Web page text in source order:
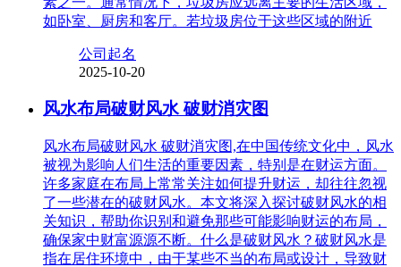
如卧室、厨房和客厅。若垃圾房位于这些区域的附近
公司起名
2025-10-20
风水布局破财风水 破财消灾图
风水布局破财风水 破财消灾图,在中国传统文化中，风水
被视为影响人们生活的重要因素，特别是在财运方面。
许多家庭在布局上常常关注如何提升财运，却往往忽视
了一些潜在的破财风水。本文将深入探讨破财风水的相
关知识，帮助你识别和避免那些可能影响财运的布局，
确保家中财富源源不断。什么是破财风水？破财风水是
指在居住环境中，由于某些不当的布局或设计，导致财